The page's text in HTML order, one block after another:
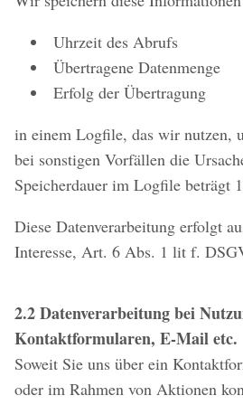
Uhrzeit des Abrufs
Übertragene Datenmenge
Erfolg der Übertragung
in einem Logfile, das wir nutzen,
bei sonstigen Vorfällen die
Speicherdauer im Logfile beträgt
Diese Datenverarbeitung erfolgt
Interesse, Art. 6 Abs. 1 lit f.
2.2 Datenverarbeitung bei
Kontaktformularen, E-Mail etc.
Soweit Sie uns über ein
oder im Rahmen von Aktionen